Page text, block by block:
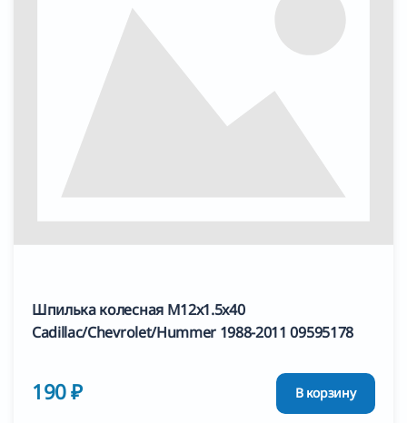
Шпилька колесная M12x1.5x40
Cadillac/Chevrolet/Hummer 1988-2011 09595178
190 ₽ В корзину